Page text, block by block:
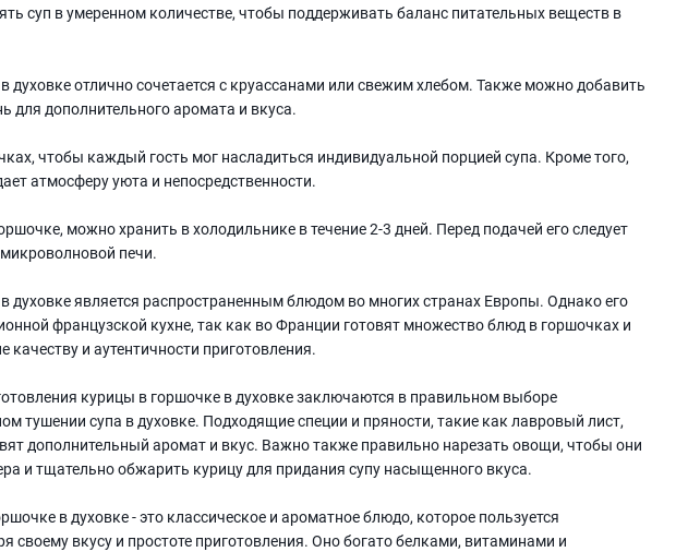
суп в умеренном количестве, чтобы поддерживать баланс питательных веществ в
духовке отлично сочетается с круассанами или свежим хлебом. Также можно добавить
для дополнительного аромата и вкуса.
чтобы каждый гость мог насладиться индивидуальной порцией супа. Кроме того,
атмосферу уюта и непосредственности.
можно хранить в холодильнике в течение 2-3 дней. Перед подачей его следует
печи.
духовке является распространенным блюдом во многих странах Европы. Однако его
французской кухне, так как во Франции готовят множество блюд в горшочках и
качеству и аутентичности приготовления.
курицы в горшочке в духовке заключаются в правильном выборе
тушении супа в духовке. Подходящие специи и пряности, такие как лавровый лист,
дополнительный аромат и вкус. Важно также правильно нарезать овощи, чтобы они
и тщательно обжарить курицу для придания супу насыщенного вкуса.
в духовке - это классическое и ароматное блюдо, которое пользуется
своему вкусу и простоте приготовления. Оно богато белками, витаминами и